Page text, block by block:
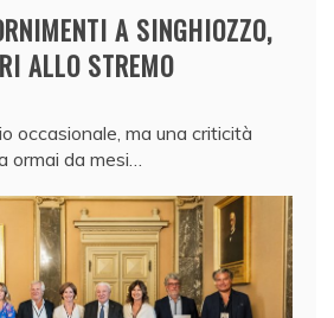
A SINGHIOZZO,
ALLO STREMO
occasionale, ma una criticità
ormai da mesi…